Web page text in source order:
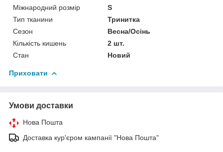
Міжнародний розмір
S
Тип тканини
Тринитка
Сезон
Весна/Осінь
Кількість кишень
2 шт.
Стан
Новий
Приховати
Умови доставки
Нова Пошта
Доставка кур'єром кампанії "Нова Пошта"